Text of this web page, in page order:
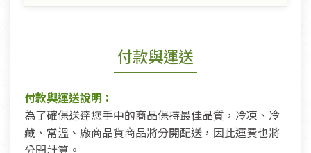
付款與運送
付款與運送說明：
為了確保送達您手中的商品保持最佳品質，冷凍、冷
藏、常溫、廠商品貨商品將分開配送，因此運費也將